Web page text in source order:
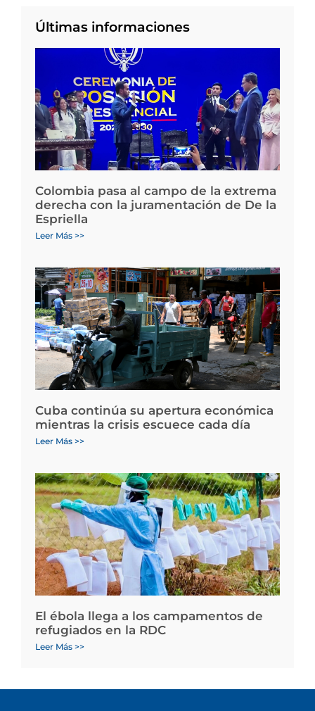
Últimas informaciones
Colombia pasa al campo de la extrema
derecha con la juramentación de De la
Espriella
Leer Más >>
Cuba continúa su apertura económica
mientras la crisis escuece cada día
Leer Más >>
El ébola llega a los campamentos de
refugiados en la RDC
Leer Más >>